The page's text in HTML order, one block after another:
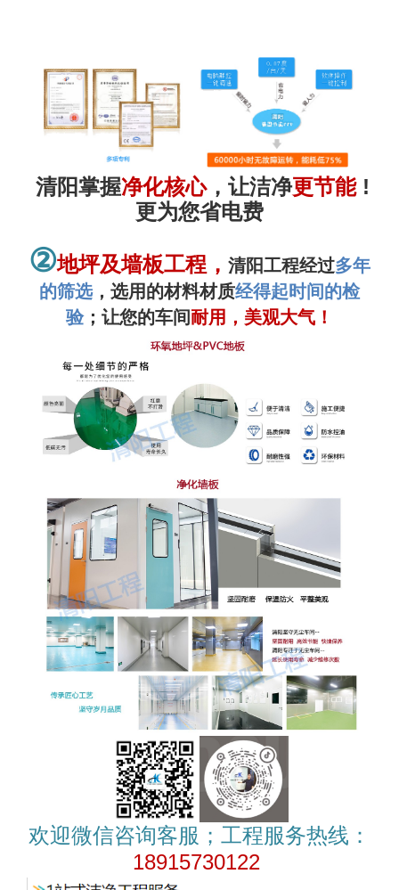
清阳掌握净化核心，让洁净更节能!
更为您省电费
②地坪及墙板工程， 清阳工程经过多年
的筛选，选用的材料材质经得起时间的检
验；让您的车间耐用，美观大气！
欢迎微信咨询客服；工程服务热线：
18915730122